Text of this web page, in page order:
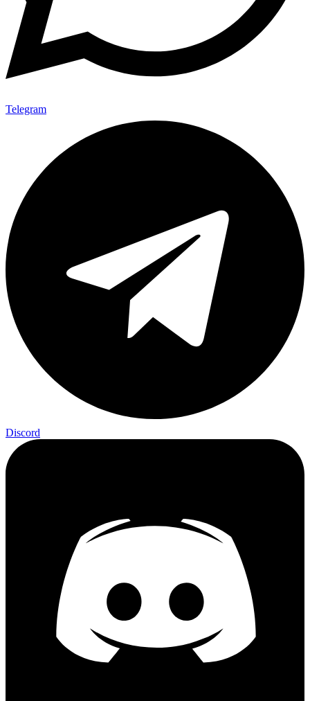
Telegram
Discord